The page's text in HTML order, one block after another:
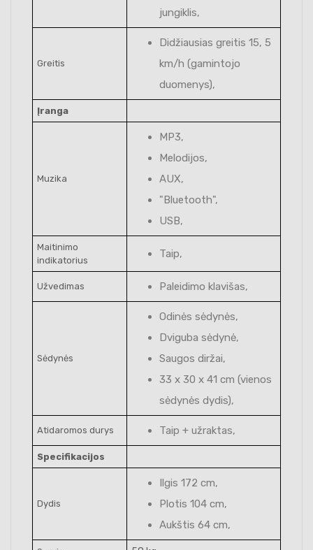
jungiklis,
Greitis
Didžiausias greitis 15, 5
km/h (gamintojo
duomenys),
Įranga
Muzika
MP3,
Melodijos,
AUX,
"Bluetooth",
USB,
Maitinimo
indikatorius
Taip,
Užvedimas Paleidimo klavišas,
Sėdynės
Odinės sėdynės,
Dviguba sėdynė,
Saugos diržai,
33 x 30 x 41 cm (vienos
sėdynės dydis),
Atidaromos durys Taip + užraktas,
Specifikacijos
Dydis
Ilgis 172 cm,
Plotis 104 cm,
Aukštis 64 cm,